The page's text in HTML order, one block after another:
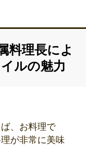
料理長によ
ルの魅力
、お料理で
が非常に美味